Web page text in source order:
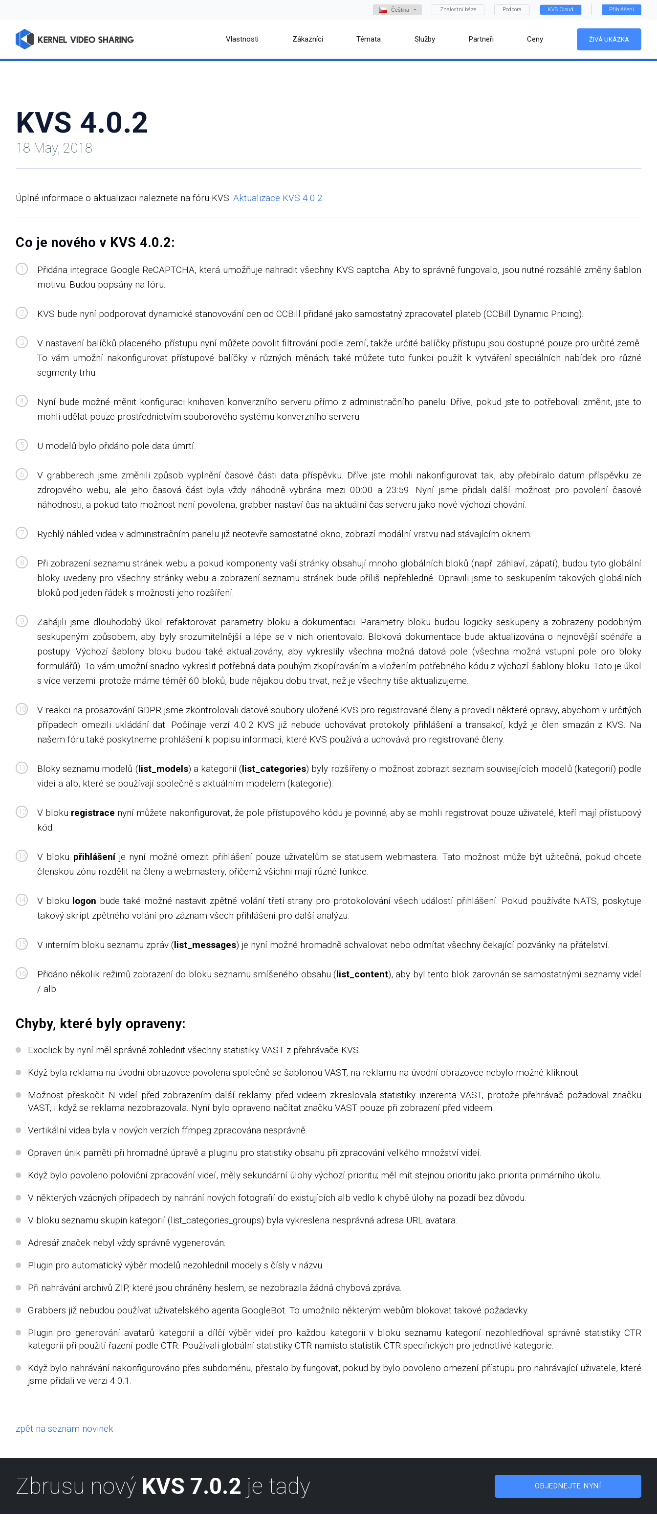
Čeština Znalostní báze Podpora KVS Cloud Přihlášení
Vlastnosti Zákazníci Témata Služby Partneři Ceny ŽIVÁ UKÁZKA
KVS 4.0.2
18 May, 2018
Úplné informace o aktualizaci naleznete na fóru KVS: Aktualizace KVS 4.0.2
Co je nového v KVS 4.0.2:
Přidána integrace Google ReCAPTCHA, která umožňuje nahradit všechny KVS captcha. Aby to správně fungovalo, jsou nutné rozsáhlé změny šablon
motivu. Budou popsány na fóru.
KVS bude nyní podporovat dynamické stanovování cen od CCBill přidané jako samostatný zpracovatel plateb (CCBill Dynamic Pricing).
V nastavení balíčků placeného přístupu nyní můžete povolit filtrování podle zemí, takže určité balíčky přístupu jsou dostupné pouze pro určité země.
To vám umožní nakonfigurovat přístupové balíčky v různých měnách; také můžete tuto funkci použít k vytváření speciálních nabídek pro různé
segmenty trhu.
Nyní bude možné měnit konfiguraci knihoven konverzního serveru přímo z administračního panelu. Dříve, pokud jste to potřebovali změnit, jste to
mohli udělat pouze prostřednictvím souborového systému konverzního serveru.
U modelů bylo přidáno pole data úmrtí.
V grabberech jsme změnili způsob vyplnění časové části data příspěvku. Dříve jste mohli nakonfigurovat tak, aby přebíralo datum příspěvku ze
zdrojového webu, ale jeho časová část byla vždy náhodně vybrána mezi 00:00 a 23:59. Nyní jsme přidali další možnost pro povolení časové
náhodnosti, a pokud tato možnost není povolena, grabber nastaví čas na aktuální čas serveru jako nové výchozí chování.
Rychlý náhled videa v administračním panelu již neotevře samostatné okno, zobrazí modální vrstvu nad stávajícím oknem.
Při zobrazení seznamu stránek webu a pokud komponenty vaší stránky obsahují mnoho globálních bloků (např. záhlaví, zápatí), budou tyto globální
bloky uvedeny pro všechny stránky webu a zobrazení seznamu stránek bude příliš nepřehledné. Opravili jsme to seskupením takových globálních
bloků pod jeden řádek s možností jeho rozšíření.
Zahájili jsme dlouhodobý úkol refaktorovat parametry bloku a dokumentaci. Parametry bloku budou logicky seskupeny a zobrazeny podobným
seskupeným způsobem, aby byly srozumitelnější a lépe se v nich orientovalo. Bloková dokumentace bude aktualizována o nejnovější scénáře a
postupy. Výchozí šablony bloku budou také aktualizovány, aby vykreslily všechna možná datová pole (všechna možná vstupní pole pro bloky
formulářů). To vám umožní snadno vykreslit potřebná data pouhým zkopírováním a vložením potřebného kódu z výchozí šablony bloku. Toto je úkol
s více verzemi: protože máme téměř 60 bloků, bude nějakou dobu trvat, než je všechny tiše aktualizujeme.
V reakci na prosazování GDPR jsme zkontrolovali datové soubory uložené KVS pro registrované členy a provedli některé opravy, abychom v určitých
případech omezili ukládání dat. Počínaje verzí 4.0.2 KVS již nebude uchovávat protokoly přihlášení a transakcí, když je člen smazán z KVS. Na
našem fóru také poskytneme prohlášení k popisu informací, které KVS používá a uchovává pro registrované členy.
Bloky seznamu modelů (list_models) a kategorií (list_categories) byly rozšířeny o možnost zobrazit seznam souvisejících modelů (kategorií) podle
videí a alb, které se používají společně s aktuálním modelem (kategorie).
V bloku registrace nyní můžete nakonfigurovat, že pole přístupového kódu je povinné; aby se mohli registrovat pouze uživatelé, kteří mají přístupový
kód.
V bloku přihlášeníje nyní možné omezit přihlášení pouze uživatelům se statusem webmastera. Tato možnost může být užitečná, pokud chcete
členskou zónu rozdělit na členy a webmastery, přičemž všichni mají různé funkce.
V bloku logon bude také možné nastavit zpětné volání třetí strany pro protokolování všech událostí přihlášení. Pokud používáte NATS, poskytuje
takový skript zpětného volání pro záznam všech přihlášení pro další analýzu.
V interním bloku seznamu zpráv (list_messages) je nyní možné hromadně schvalovat nebo odmítat všechny čekající pozvánky na přátelství.
Přidáno několik režimů zobrazení do bloku seznamu smíšeného obsahu (list_content), aby byl tento blok zarovnán se samostatnými seznamy videí
/ alb.
Chyby, které byly opraveny:
Exoclick by nyní měl správně zohlednit všechny statistiky VAST z přehrávače KVS.
Když byla reklama na úvodní obrazovce povolena společně se šablonou VAST, na reklamu na úvodní obrazovce nebylo možné kliknout.
Možnost přeskočit N videí před zobrazením další reklamy před videem zkreslovala statistiky inzerenta VAST, protože přehrávač požadoval značku
VAST, i když se reklama nezobrazovala. Nyní bylo opraveno načítat značku VAST pouze při zobrazení před videem.
Vertikální videa byla v nových verzích ffmpeg zpracována nesprávně.
Opraven únik paměti při hromadné úpravě a pluginu pro statistiky obsahu při zpracování velkého množství videí.
Když bylo povoleno poloviční zpracování videí, měly sekundární úlohy výchozí prioritu; měl mít stejnou prioritu jako priorita primárního úkolu.
V některých vzácných případech by nahrání nových fotografií do existujících alb vedlo k chybě úlohy na pozadí bez důvodu.
V bloku seznamu skupin kategorií (list_categories_groups) byla vykreslena nesprávná adresa URL avatara.
Adresář značek nebyl vždy správně vygenerován.
Plugin pro automatický výběr modelů nezohlednil modely s čísly v názvu.
Při nahrávání archivů ZIP, které jsou chráněny heslem, se nezobrazila žádná chybová zpráva.
Grabbers již nebudou používat uživatelského agenta GoogleBot. To umožnilo některým webům blokovat takové požadavky.
Plugin pro generování avatarů kategorií a dílčí výběr videí pro každou kategorii v bloku seznamu kategorií nezohledňoval správně statistiky CTR
kategorií při použití řazení podle CTR. Používali globální statistiky CTR namísto statistik CTR specifických pro jednotlivé kategorie.
Když bylo nahrávání nakonfigurováno přes subdoménu, přestalo by fungovat, pokud by bylo povoleno omezení přístupu pro nahrávající uživatele, které
jsme přidali ve verzi 4.0.1.
zpět na seznam novinek
Zbrusu nový KVS 7.0.2 je tady OBJEDNEJTE NYNÍ